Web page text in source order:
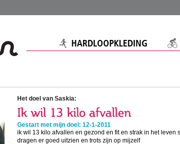
Het doel van Saskia:
Gestart met mijn doel: 12-1-2011
ik wil 13 kilo afvallen en gezond en fit en strak in het leven
dragen er goed uitzien en trots zijn op mijzelf
HARDLOOPKLEDING